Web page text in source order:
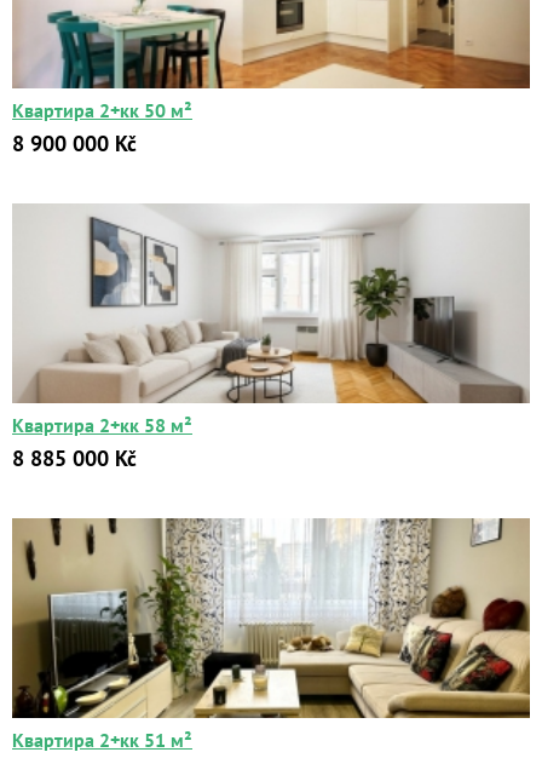
Квартира 2+кк 50 м²
8 900 000 Kč
Квартира 2+кк 58 м²
8 885 000 Kč
Квартира 2+кк 51 м²